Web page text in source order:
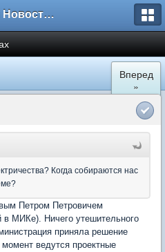
Форум Новостройки
Вперед
»
Когда собираются нас
Петром Петровичем
в МИКе). Ничего утешительного
приняла решение
ведутся проектные